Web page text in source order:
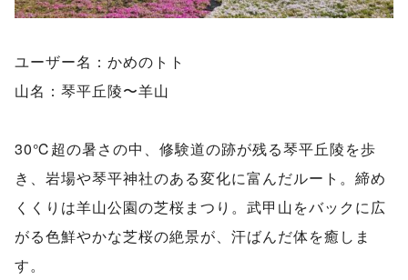
ユーザー名：かめのトト
山名：琴平丘陵〜羊山
30℃超の暑さの中、修験道の跡が残る琴平丘陵を歩
き、岩場や琴平神社のある変化に富んだルート。締め
くくりは羊山公園の芝桜まつり。武甲山をバックに広
がる色鮮やかな芝桜の絶景が、汗ばんだ体を癒しま
す。